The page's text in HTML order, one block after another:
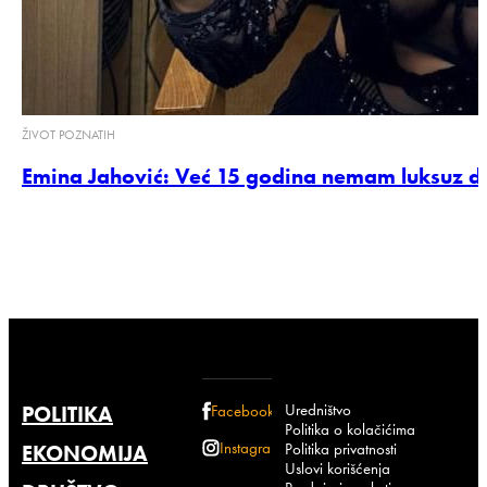
ŽIVOT POZNATIH
Emina Jahović: Već 15 godina nemam luksuz
POLITIKA
EKONOMIJA
Facebook
Instagram
Uredništvo
Politika o kolačićima
Politika privatnosti
Uslovi korišćenja